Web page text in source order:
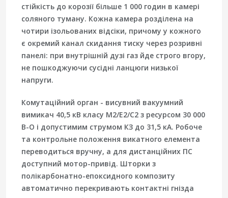
стійкість до корозії більше 1 000 годин в камері
соляного туману. Кожна камера розділена на
чотири ізольованих відсіки, причому у кожного
є окремий канал скидання тиску через розривні
панелі: при внутрішній дузі газ йде строго вгору,
не пошкоджуючи сусідні ланцюги низької
напруги.
Комутаційний орган - висувний вакуумний
вимикач 40,5 кВ класу M2/E2/C2 з ресурсом 30 000
В-О і допустимим струмом КЗ до 31,5 кА. Робоче
та контрольне положення викатного елемента
переводиться вручну, а для дистанційних ПС
доступний мотор-привід. Шторки з
полікарбонатно-епоксидного композиту
автоматично перекривають контактні гнізда